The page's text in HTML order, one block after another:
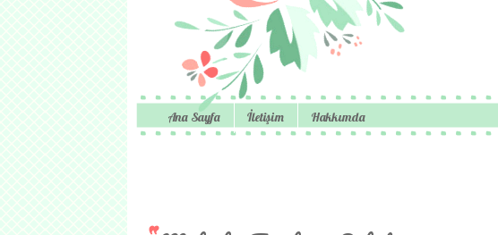
Ana Sayfa İletişim Hakkımda